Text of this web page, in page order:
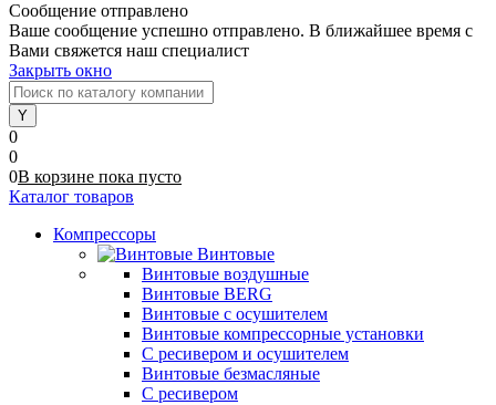
Сообщение отправлено
Ваше сообщение успешно отправлено. В ближайшее время с
Вами свяжется наш специалист
Закрыть окно
0
0
0В корзине пока пусто
Каталог товаров
Компрессоры
Винтовые
Винтовые воздушные
Винтовые BERG
Винтовые с осушителем
Винтовые компрессорные установки
C ресивером и осушителем
Винтовые безмасляные
C ресивером